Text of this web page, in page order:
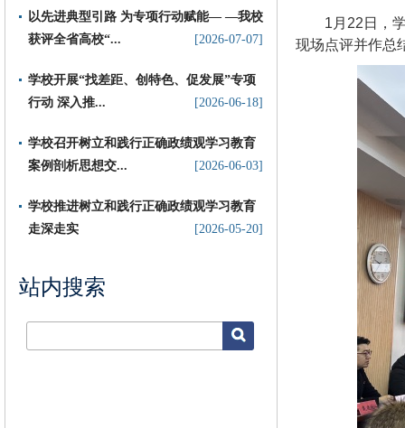
以先进典型引路 为专项行动赋能— —我校
获评全省高校“...
[2026-07-07]
​学校开展“找差距、创特色、促发展”专项
行动 深入推...
[2026-06-18]
学校召开树立和践行正确政绩观学习教育
案例剖析思想交...
[2026-06-03]
学校推进树立和践行正确政绩观学习教育
走深走实
[2026-05-20]
站内搜索
1月22日，
现场点评并作总